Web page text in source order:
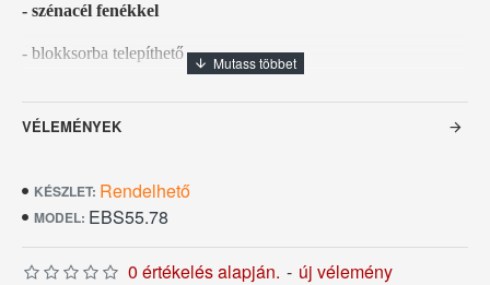
- szénacél fenékkel
- blokksorba telepíthető
- fokozatmentes hőfokszabályozás 50°C és 250°C között
- vízfeltöltő csappal
Külméret: 800 x 700 x 900 mm
VÉLEMÉNYEK
KÉSZLET: Rendelhető
MODEL: EBS55.78
0 értékelés alapján. - új vélemény